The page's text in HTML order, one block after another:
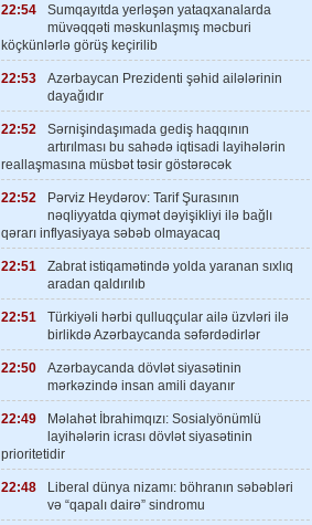
22:54
Sumqayıtda yerləşən yataqxanalarda
müvəqqəti məskunlaşmış məcburi
köçkünlərlə görüş keçirilib
22:53
Azərbaycan Prezidenti şəhid ailələrinin
dayağıdır
22:52
Sərnişindaşımada gediş haqqının
artırılması bu sahədə iqtisadi layihələrin
reallaşmasına müsbət təsir göstərəcək
22:52
Pərviz Heydərov: Tarif Şurasının
nəqliyyatda qiymət dəyişikliyi ilə bağlı
qərarı inflyasiyaya səbəb olmayacaq
22:51
Zabrat istiqamətində yolda yaranan sıxlıq
aradan qaldırılıb
22:51
Türkiyəli hərbi qulluqçular ailə üzvləri ilə
birlikdə Azərbaycanda səfərdədirlər
22:50
Azərbaycanda dövlət siyasətinin
mərkəzində insan amili dayanır
22:49
Məlahət İbrahimqızı: Sosialyönümlü
layihələrin icrası dövlət siyasətinin
prioritetidir
22:48
Liberal dünya nizamı: böhranın səbəbləri
və “qapalı dairə” sindromu